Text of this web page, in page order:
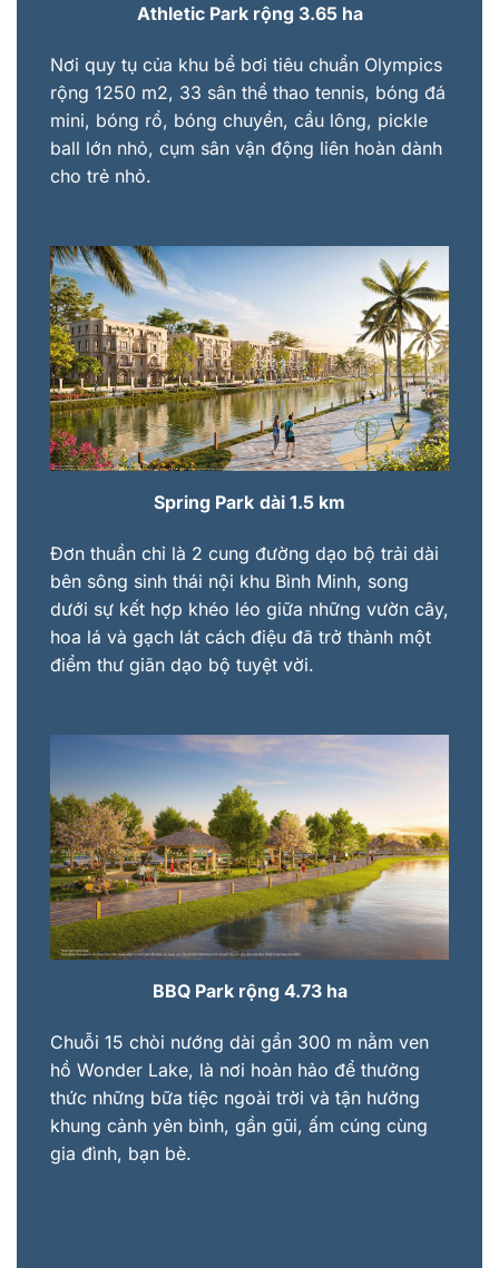
Athletic Park rộng 3.65 ha
Nơi quy tụ của khu bể bơi tiêu chuẩn Olympics
rộng 1250 m2, 33 sân thể thao tennis, bóng đá
mini, bóng rổ, bóng chuyền, cầu lông, pickle
ball lớn nhỏ, cụm sân vận động liên hoàn dành
cho trẻ nhỏ.
Spring Park dài 1.5 km
Đơn thuần chỉ là 2 cung đường dạo bộ trải dài
bên sông sinh thái nội khu Bình Minh, song
dưới sự kết hợp khéo léo giữa những vườn cây,
hoa lá và gạch lát cách điệu đã trở thành một
điểm thư giãn dạo bộ tuyệt vời.
BBQ Park rộng 4.73 ha
Chuỗi 15 chòi nướng dài gần 300 m nằm ven
hồ Wonder Lake, là nơi hoàn hảo để thưởng
thức những bữa tiệc ngoài trời và tận hưởng
khung cảnh yên bình, gần gũi, ấm cúng cùng
gia đình, bạn bè.